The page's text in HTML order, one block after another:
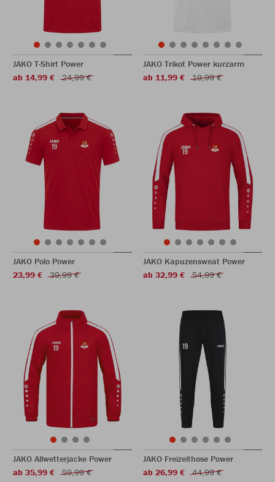
JAKO T-Shirt Power
ab 14,99 €
24,99 €
JAKO Trikot Power kurzarm
ab 11,99 €
19,99 €
JAKO Polo Power
23,99 €
39,99 €
JAKO Kapuzensweat Power
ab 32,99 €
54,99 €
JAKO Allwetterjacke Power
ab 35,99 €
59,99 €
JAKO Freizeithose Power
ab 26,99 €
44,99 €